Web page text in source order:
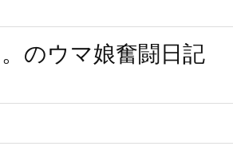
のウマ娘奮闘日記